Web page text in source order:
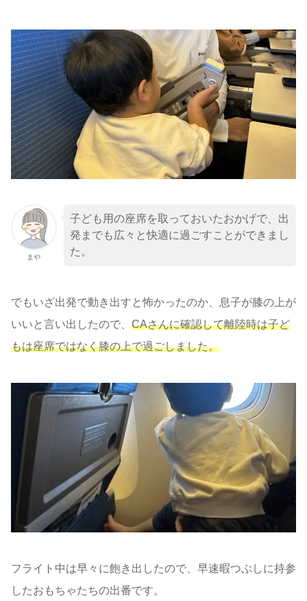
まや
子ども用の座席を取っておいたおかげで、出
発までも広々と快適に過ごすことができまし
た。
でもいざ出発で動き出すと怖かったのか、息子が膝の上が
いいと言い出したので、 CAさんに確認して離陸時は子ど
もは座席ではなく膝の上で過ごしました。
フライト中は早々に飽き出したので、早速暇つぶしに持参
したおもちゃたちの出番です。